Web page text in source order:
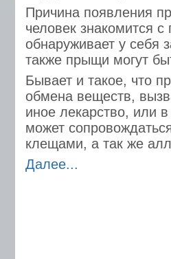
Причина появления
человек знакомится
обнаруживает у себя
также прыщи могут
Бывает и такое, что
обмена веществ,
иное лекарство, или
может
клещами, а так же
Далее...